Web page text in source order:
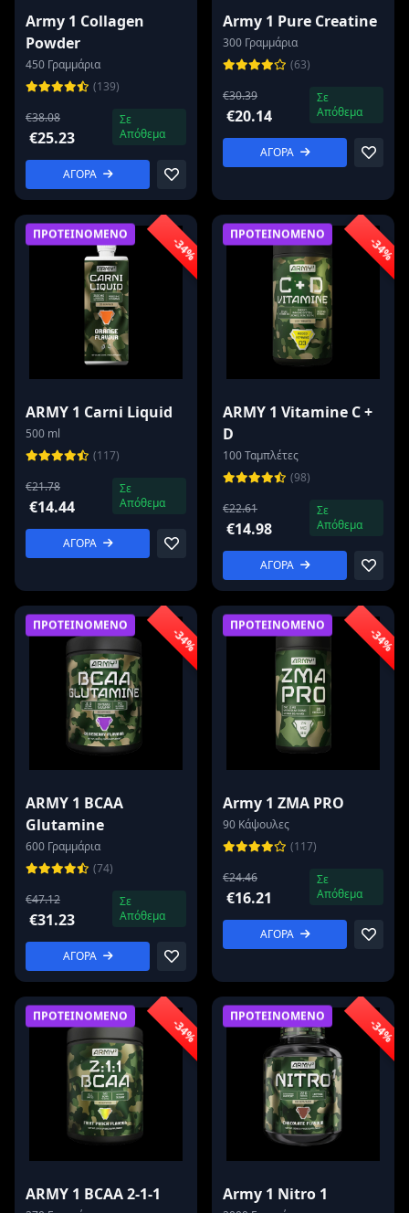
Army 1 Collagen
Powder
450 Γραμμάρια
(139)
€38.08
€25.23
Σε
Απόθεμα
ΑΓΟΡΑ
Army 1 Pure Creatine
300 Γραμμάρια
(63)
€30.39
€20.14
Σε
Απόθεμα
ΑΓΟΡΑ
ΠΡΟΤΕΙΝΟΜΕΝΟ
-34%
ARMY 1 Carni Liquid
500 ml
(117)
€21.78
€14.44
Σε
Απόθεμα
ΑΓΟΡΑ
ΠΡΟΤΕΙΝΟΜΕΝΟ
-34%
ARMY 1 Vitamine C +
D
100 Ταμπλέτες
(98)
€22.61
€14.98
Σε
Απόθεμα
ΑΓΟΡΑ
ΠΡΟΤΕΙΝΟΜΕΝΟ
-34%
ARMY 1 BCAA
Glutamine
600 Γραμμάρια
(74)
€47.12
€31.23
Σε
Απόθεμα
ΑΓΟΡΑ
ΠΡΟΤΕΙΝΟΜΕΝΟ
-34%
Army 1 ZMA PRO
90 Κάψουλες
(117)
€24.46
€16.21
Σε
Απόθεμα
ΑΓΟΡΑ
ΠΡΟΤΕΙΝΟΜΕΝΟ
-34%
ARMY 1 BCAA 2-1-1
ΠΡΟΤΕΙΝΟΜΕΝΟ
-34%
Army 1 Nitro 1